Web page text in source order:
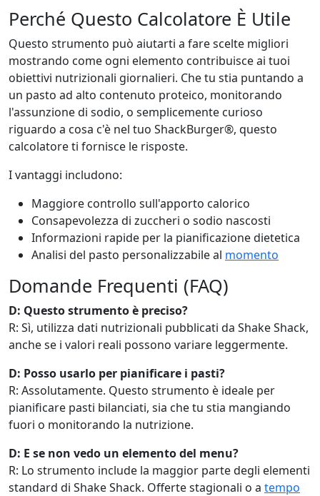
Perché Questo Calcolatore È Utile
Questo strumento può aiutarti a fare scelte migliori
mostrando come ogni elemento contribuisce ai tuoi
obiettivi nutrizionali giornalieri. Che tu stia puntando a
un pasto ad alto contenuto proteico, monitorando
l'assunzione di sodio, o semplicemente curioso
riguardo a cosa c'è nel tuo ShackBurger®, questo
calcolatore ti fornisce le risposte.
I vantaggi includono:
Maggiore controllo sull'apporto calorico
Consapevolezza di zuccheri o sodio nascosti
Informazioni rapide per la pianificazione dietetica
Analisi del pasto personalizzabile al momento
Domande Frequenti (FAQ)
D: Questo strumento è preciso?
R: Sì, utilizza dati nutrizionali pubblicati da Shake Shack,
anche se i valori reali possono variare leggermente.
D: Posso usarlo per pianificare i pasti?
R: Assolutamente. Questo strumento è ideale per
pianificare pasti bilanciati, sia che tu stia mangiando
fuori o monitorando la nutrizione.
D: E se non vedo un elemento del menu?
R: Lo strumento include la maggior parte degli elementi
standard di Shake Shack. Offerte stagionali o a tempo